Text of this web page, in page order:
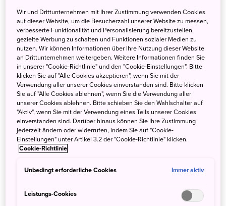
Pünktliche Züge und gutes
Essen – beides ist einfach Japan
Japans Städte und Regionen sind durch ein riesiges Netz
hochmoderner Hochgeschwindigkeitszüge, den
Shinkansen, und gut gewarteter Nahverkehrszüge
miteinander verbunden. Im Jahr 1872 wurde die erste
Eisenbahn in Japan eröffnet, die Shimbashi inTokyomit
Yokohamaverband und bis heute werden die guten
Verbindungen und die Pünktlichkeit japanischer Züge von
Japanern und Japanreisenden gleichermaßen geschätzt.
Gerade beim Reisen mit dem
angerichtete Speisen zum guten Ton gehören, muss man,
Wir und Drittunternehmen mit Ihrer Zustimmung verwenden Cookies
auf dieser Website, um die Besucherzahl unserer Website zu messen,
verbesserte Funktionalität und Personalisierung bereitzustellen,
gezielte Werbung zu schalten und Funktionen sozialer Medien zu
nutzen. Wir können Informationen über Ihre Nutzung dieser Website
an Drittunternehmen weitergeben. Weitere Informationen finden Sie
in unserer "Cookie-Richtlinie" und den "Cookie-Einstellungen". Bitte
klicken Sie auf "Alle Cookies akzeptieren", wenn Sie mit der
Verwendung aller unserer Cookies einverstanden sind. Bitte klicken
Sie auf "Alle Cookies ablehnen", wenn Sie die Verwendung aller
unserer Cookies ablehnen. Bitte schieben Sie den Wahlschalter auf
"Aktiv", wenn Sie mit der Verwendung eines Teils unserer Cookies
einverstanden sind. Darüber hinaus können Sie Ihre Zustimmung
jederzeit ändern oder widerrufen, indem Sie auf "Cookie-
Einstellungen" unter Artikel 3.2 der "Cookie-Richtlinie" klicken.
Cookie-Richtlinie
Unbedingt erforderliche Cookies Immer aktiv
Leistungs-Cookies